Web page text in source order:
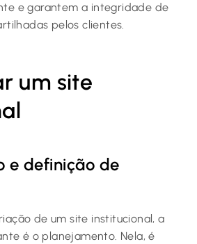
e garantem a integridade de
pelos clientes.
um site
e definição de
de um site institucional, a
é o planejamento. Nela, é